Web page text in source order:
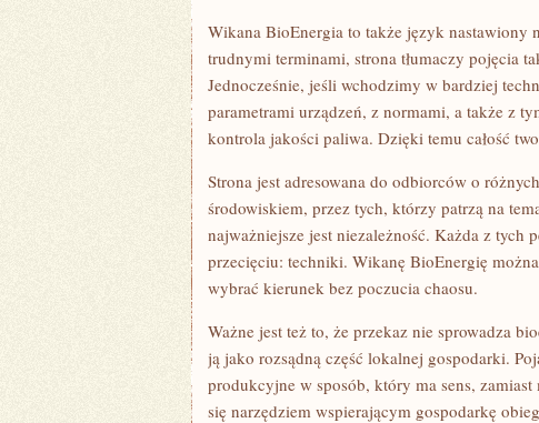
Wikana BioEnergia to także język nastawiony
trudnymi terminami, strona tłumaczy pojęcia
Jednocześnie, jeśli wchodzimy w bardziej
parametrami urządzeń, z normami, a także z
kontrola jakości paliwa. Dzięki temu całość
Strona jest adresowana do odbiorców o
środowiskiem, przez tych, którzy patrzą na
najważniejsze jest niezależność. Każda z tych
przecięciu: techniki. Wikanę BioEnergię
wybrać kierunek bez poczucia chaosu.
Ważne jest też to, że przekaz nie sprowadza
ją jako rozsądną część lokalnej gospodarki.
produkcyjne w sposób, który ma sens,
się narzędziem wspierającym gospodarkę